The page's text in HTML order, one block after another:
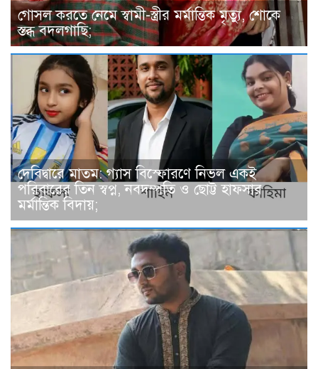
গোসল করতে নেমে স্বামী-স্ত্রীর মর্মান্তিক মৃত্যু, শোকে
স্তব্ধ বদলগাছি;
দেবিদ্বারে মাতম: গ্যাস বিস্ফোরণে নিভল একই
পরিবারের তিন স্বপ্ন, নবদম্পতি ও ছোট্ট হাফসার
মর্মান্তিক বিদায়;